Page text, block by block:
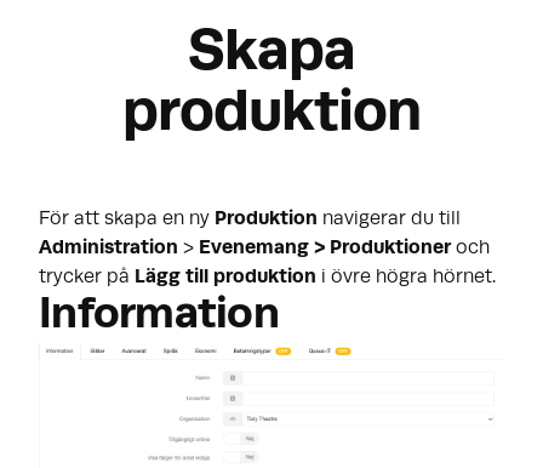
Skapa
produktion
För att skapa en ny Produktion navigerar du till
Administration > Evenemang > Produktioneroch
trycker på Lägg till produktion i övre högra hörnet.
Information